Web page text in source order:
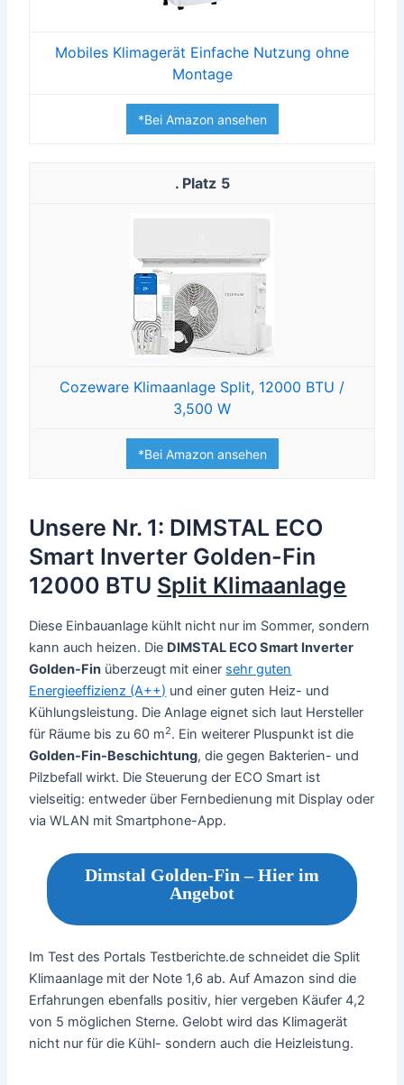
Mobiles Klimagerät Einfache Nutzung ohne
Montage
*Bei Amazon ansehen
5
Cozeware Klimaanlage Split, 12000 BTU /
3,500 W
*Bei Amazon ansehen
Unsere Nr. 1: DIMSTAL ECO
Smart Inverter Golden-Fin
12000 BTU Split Klimaanlage
Diese Einbauanlage kühlt nicht nur im Sommer, sondern
kann auch heizen. Die DIMSTAL ECO Smart Inverter
Golden-Fin überzeugt mit einer sehr guten
Energieeffizienz (A++) und einer guten Heiz- und
Kühlungsleistung. Die Anlage eignet sich laut Hersteller
für Räume bis zu 60 m2. Ein weiterer Pluspunkt ist die
Golden-Fin-Beschichtung, die gegen Bakterien- und
Pilzbefall wirkt. Die Steuerung der ECO Smart ist
vielseitig: entweder über Fernbedienung mit Display oder
via WLAN mit Smartphone-App.
Dimstal Golden-Fin – Hier im
Angebot
Im Test des Portals Testberichte.de schneidet die Split
Klimaanlage mit der Note 1,6 ab. Auf Amazon sind die
Erfahrungen ebenfalls positiv, hier vergeben Käufer 4,2
von 5 möglichen Sterne. Gelobt wird das Klimagerät
nicht nur für die Kühl- sondern auch die Heizleistung.